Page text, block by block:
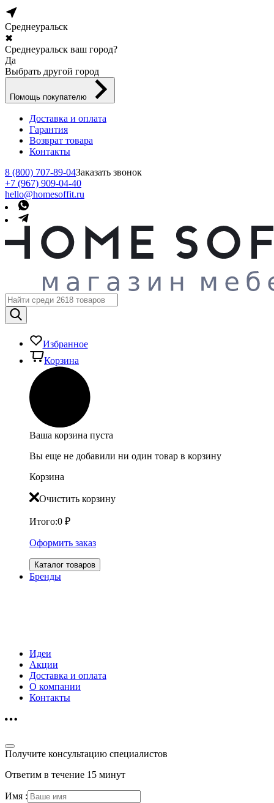
Среднеуральск
✖
Среднеуральск ваш город?
Да
Выбрать другой город
Помощь покупателю
Доставка и оплата
Гарантия
Возврат товара
Контакты
8 (800) 707-89-04Заказать звонок
+7 (967) 909-04-40
hello@homesoffit.ru
Избранное
Корзина
Ваша корзина пуста
Вы еще не добавили ни один товар в корзину
Корзина
Очистить корзину
Итого:0 ₽
Оформить заказ
Каталог товаров
Бренды
Идеи
Акции
Доставка и оплата
О компании
Контакты
Получите консультацию специалистов
Ответим в течение 15 минут
Имя :